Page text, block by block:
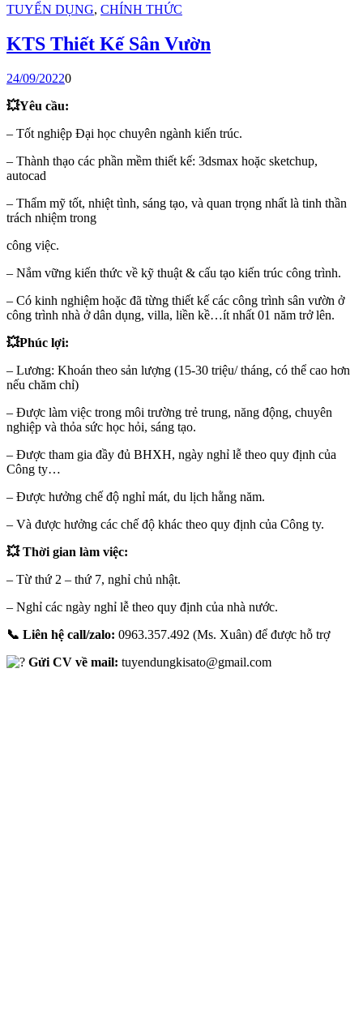
TUYỂN DỤNG, CHÍNH THỨC
KTS Thiết Kế Sân Vườn
24/09/20220
💥Yêu cầu:
– Tốt nghiệp Đại học chuyên ngành kiến trúc.
– Thành thạo các phần mềm thiết kế: 3dsmax hoặc sketchup,
autocad
– Thẩm mỹ tốt, nhiệt tình, sáng tạo, và quan trọng nhất là tinh thần
trách nhiệm trong
công việc.
– Nắm vững kiến thức về kỹ thuật & cấu tạo kiến trúc công trình.
– Có kinh nghiệm hoặc đã từng thiết kế các công trình sân vườn ở
công trình nhà ở dân dụng, villa, liền kề…ít nhất 01 năm trở lên.
💥Phúc lợi:
– Lương: Khoán theo sản lượng (15-30 triệu/ tháng, có thể cao hơn
nếu chăm chỉ)
– Được làm việc trong môi trường trẻ trung, năng động, chuyên
nghiệp và thỏa sức học hỏi, sáng tạo.
– Được tham gia đầy đủ BHXH, ngày nghỉ lễ theo quy định của
Công ty…
– Được hưởng chế độ nghỉ mát, du lịch hằng năm.
– Và được hưởng các chế độ khác theo quy định của Công ty.
💥 Thời gian làm việc:
– Từ thứ 2 – thứ 7, nghỉ chủ nhật.
– Nghỉ các ngày nghỉ lễ theo quy định của nhà nước.
📞 Liên hệ call/zalo: 0963.357.492 (Ms. Xuân) để được hỗ trợ
Gửi CV về mail: tuyendungkisato@gmail.com